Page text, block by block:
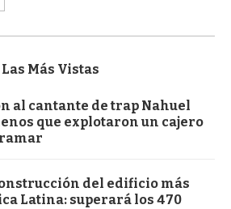
Las Más Vistas
al cantante de trap Nahuel
que explotaron un cajero
del edificio más
Latina: superará los 470